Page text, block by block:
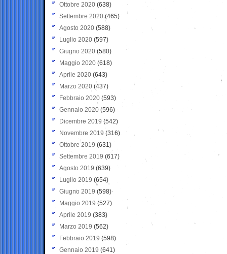
Ottobre 2020 (638)
Settembre 2020(465)
Agosto 2020 (588)
Luglio 2020 (597)
Giugno 2020 (580)
Maggio 2020 (618)
Aprile 2020 (643)
Marzo 2020 (437)
Febbraio 2020 (593)
Gennaio 2020 (596)
Dicembre 2019 (542)
Novembre 2019 (316)
Ottobre 2019 (631)
Settembre 2019 (617)
Agosto 2019 (639)
Luglio 2019 (654)
Giugno 2019 (598)
Maggio 2019 (527)
Aprile 2019 (383)
Marzo 2019 (562)
Febbraio 2019 (598)
Gennaio 2019 (641)